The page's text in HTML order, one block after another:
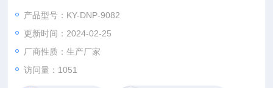
产品型号：KY-DNP-9082
更新时间：2024-02-25
厂商性质：生产厂家
访问量：1051